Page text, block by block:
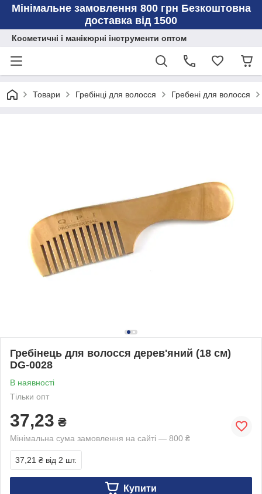
Мінімальне замовлення 800 грн Безкоштовна
доставка від 1500
Косметичні і манікюрні інструменти оптом
Товари Гребінці для волосся Гребені для волосся
Гребінець для волосся дерев'яний (18 см)
DG-0028
В наявності
Тільки опт
37,23 ₴
Мінімальна сума замовлення на сайті — 800 ₴
37,21 ₴ від 2 шт.
Купити